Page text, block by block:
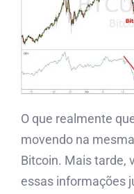
O que realmente
movendo na
Bitcoin. Mais tarde,
essas informações